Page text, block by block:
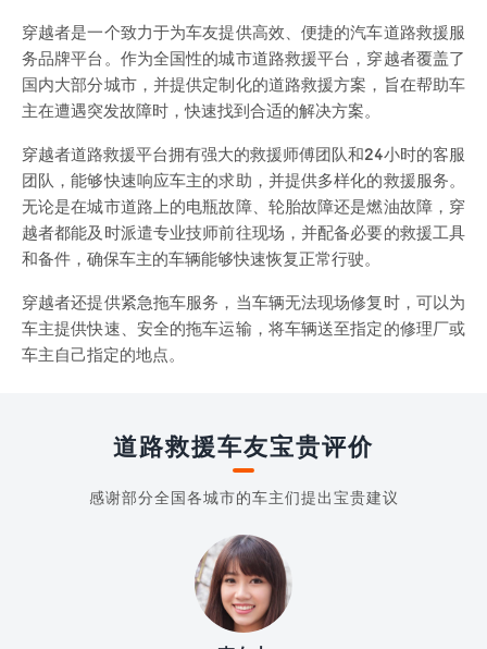
穿越者是一个致力于为车友提供高效、便捷的汽车道路救援服
务品牌平台。作为全国性的城市道路救援平台，穿越者覆盖了
国内大部分城市，并提供定制化的道路救援方案，旨在帮助车
主在遭遇突发故障时，快速找到合适的解决方案。
穿越者道路救援平台拥有强大的救援师傅团队和24小时的客服
团队，能够快速响应车主的求助，并提供多样化的救援服务。
无论是在城市道路上的电瓶故障、轮胎故障还是燃油故障，穿
越者都能及时派遣专业技师前往现场，并配备必要的救援工具
和备件，确保车主的车辆能够快速恢复正常行驶。
穿越者还提供紧急拖车服务，当车辆无法现场修复时，可以为
车主提供快速、安全的拖车运输，将车辆送至指定的修理厂或
车主自己指定的地点。
道路救援车友宝贵评价
感谢部分全国各城市的车主们提出宝贵建议